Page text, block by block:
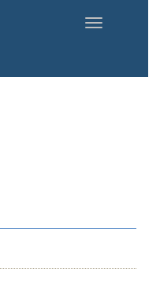
Toggle